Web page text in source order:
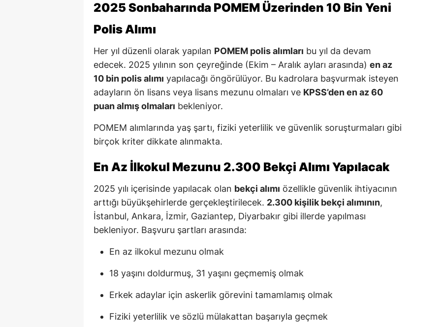
2025 Sonbaharında POMEM Üzerinden 10 Bin Yeni
Polis Alımı
Her yıl düzenli olarak yapılan POMEM polis alımları bu yıl da devam
edecek. 2025 yılının son çeyreğinde (Ekim – Aralık ayları arasında) en az
10 bin polis alımı yapılacağı öngörülüyor. Bu kadrolara başvurmak isteyen
adayların ön lisans veya lisans mezunu olmaları ve KPSS’den en az 60
puan almış olmaları bekleniyor.
POMEM alımlarında yaş şartı, fiziki yeterlilik ve güvenlik soruşturmaları gibi
birçok kriter dikkate alınmakta.
En Az İlkokul Mezunu 2.300 Bekçi Alımı Yapılacak
2025 yılı içerisinde yapılacak olan bekçi alımı özellikle güvenlik ihtiyacının
arttığı büyükşehirlerde gerçekleştirilecek. 2.300 kişilik bekçi alımının,
İstanbul, Ankara, İzmir, Gaziantep, Diyarbakır gibi illerde yapılması
bekleniyor. Başvuru şartları arasında:
En az ilkokul mezunu olmak
18 yaşını doldurmuş, 31 yaşını geçmemiş olmak
Erkek adaylar için askerlik görevini tamamlamış olmak
Fiziki yeterlilik ve sözlü mülakattan başarıyla geçmek